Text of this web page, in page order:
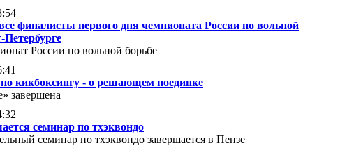
финалисты первого дня чемпионата России по вольной
Петербурге
России по вольной борьбе
кикбоксингу - о решающем поединке
завершена
семинар по тхэквондо
семинар по тхэквондо завершается в Пензе